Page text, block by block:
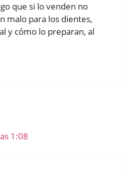
que si lo venden no
malo para los dientes,
y cómo lo preparan, al
1:08